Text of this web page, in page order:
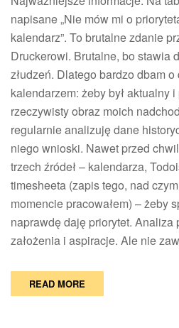
napisane „Nie mów mi o
kalendarz”. To brutalne zdanie
Druckerowi. Brutalne, bo stawia
złudzeń. Dlatego bardzo dbam
kalendarzem: żeby był aktualny i
rzeczywisty obraz moich
regularnie analizuję dane
niego wnioski. Nawet przed
trzech źródeł – kalendarza,
timesheeta (zapis tego, nad
momencie pracowałem) – żeby
naprawdę daję priorytet. Analiza
założenia i aspiracje. Ale nie
READ MORE